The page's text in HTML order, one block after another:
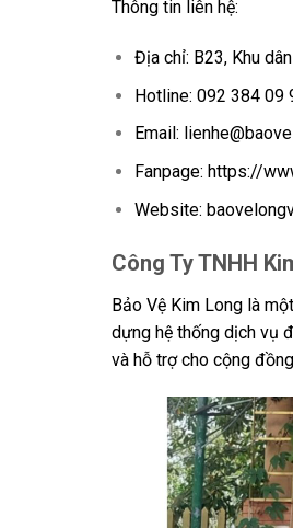
Thông tin liên hệ:
Địa chỉ: B23, Khu
Hotline: 092 384 09
Email:
Fanpage: https://
Website:
Công Ty TNHH
Bảo Vệ Kim Long là
dựng hệ thống dịch vụ
và hỗ trợ cho cộng